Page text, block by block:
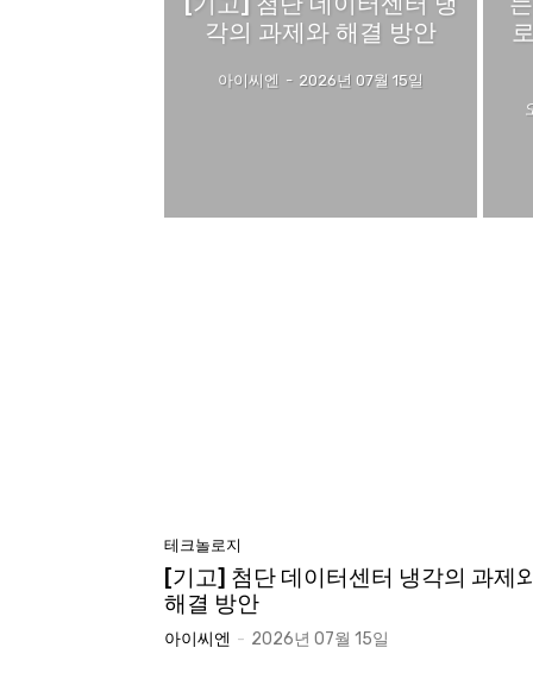
각의 과제와 해결 방안
아이씨엔 - 2026년 07월 15일
테크놀로지
[기고] 첨단 데이터센터 냉각의 과제
해결 방안
아이씨엔 - 2026년 07월 15일